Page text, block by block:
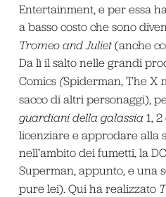
Entertainment, e per essa
a basso costo che sono
Tromeo and Juliet(anche
Da lì il salto nelle grandi
Comics (Spiderman, The X
sacco di altri personaggi),
guardiani della galassia 1,
licenziare e approdare alla
nell’ambito dei fumetti, la
Superman, appunto, e una
pure lei). Qui ha realizzato